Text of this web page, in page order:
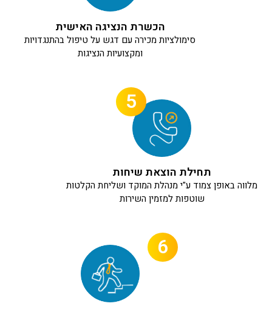
הכשרת הנציגה האישית
סימולציות מכירה עם דגש על טיפול בהתנגדויות
ומקצועיות הנציגות
תחילת הוצאת שיחות
מלווה באופן צמוד ע"י מנהלת המוקד ושליחת הקלטות
שוטפות למזמין השירות
5
6